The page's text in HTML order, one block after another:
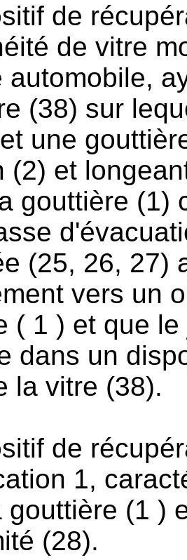
de
de vitre
automobile,
(38) sur
une
(2) et
gouttière (1)
(25, 26, 27)
vers un
( 1 ) et que
dans un
la vitre (38).
de
1,
gouttière (1 )
(28).